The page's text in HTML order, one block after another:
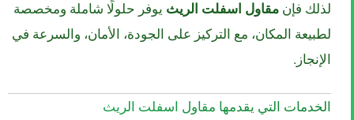
لذلك فإن مقاول اسفلت الريث يوفر حلولًا شاملة ومخصصة
لطبيعة المكان، مع التركيز على الجودة، الأمان، والسرعة في
الإنجاز.
الخدمات التي يقدمها مقاول اسفلت الريث